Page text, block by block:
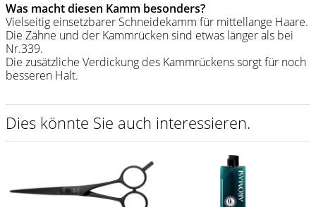
e-kwip
Joewell
Shampoo
Equipment
Service
Was macht diesen Kamm besonders?
Vielseitig einsetzbarer Schneidekamm für mittellange Haare.
Die Zähne und der Kammrücken sind etwas länger als bei
Nr.339.
Die zusätzliche Verdickung des Kammrückens sorgt für noch
besseren Halt.
Dies könnte Sie auch interessieren.